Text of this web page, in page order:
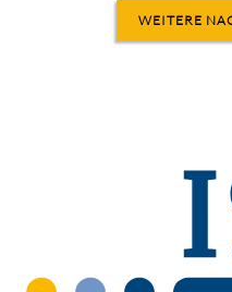
WEITERE